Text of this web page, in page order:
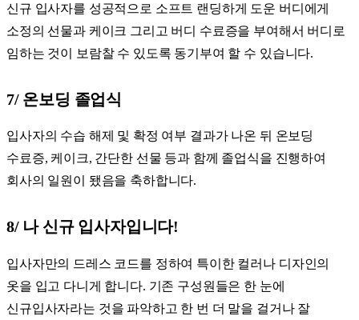
신규 입사자를 성공적으로 소프트 랜딩하게 도운 버디에게
소정의 선물과 케이크 그리고 버디 수료증을 부여해서 버디로
임하는 것이 보람찰 수 있도록 동기부여 할 수 있습니다.
7/ 온보딩 졸업식
입사자의 수습 해제 및 확정 여부 결과가 나온 뒤 온보딩
수료증, 케이크, 간단한 선물 등과 함께 졸업식을 진행하여
회사의 일원이 됐음을 축하합니다.
8/ 나 신규 입사자입니다!
입사자만의 드레스 코드를 정하여 특이한 컬러나 디자인의
옷을 입고 다니게 합니다. 기존 구성원들은 한 눈에
신규입사자라는 것을 파악하고 한 번 더 말을 걸거나 잘